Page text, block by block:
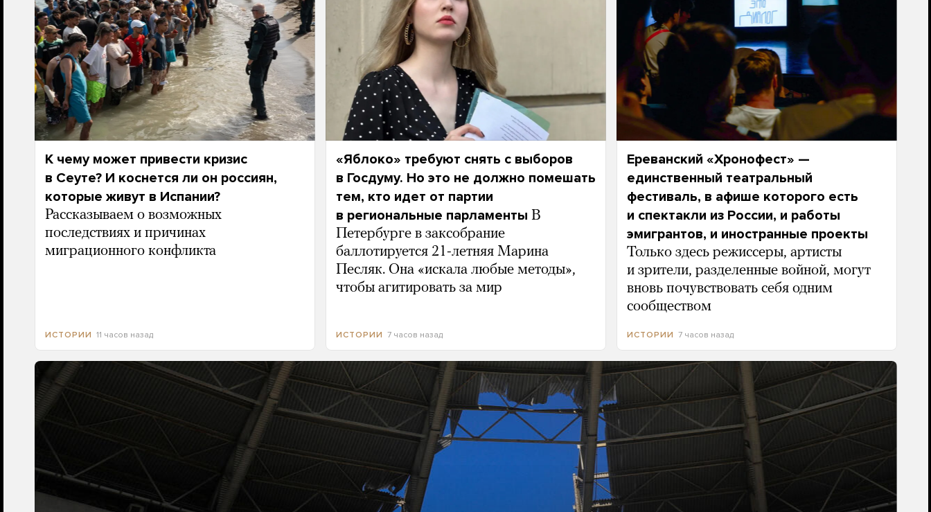
К чему может привести кризис
в Сеуте? И коснется ли он россиян,
которые живут в Испании?
Рассказываем о возможных
последствиях и причинах
миграционного конфликта
ИСТОРИИ 11 часов назад
«Яблоко» требуют снять с выборов
в Госдуму. Но это не должно помешать
тем, кто идет от партии
в региональные парламенты В
Петербурге в заксобрание
баллотируется 21-летняя Марина
Песляк. Она «искала любые методы»,
чтобы агитировать за мир
ИСТОРИИ 7 часов назад
Ереванский «Хронофест» —
единственный театральный
фестиваль, в афише которого есть
и спектакли из России, и работы
эмигрантов, и иностранные проекты
Только здесь режиссеры, артисты
и зрители, разделенные войной, могут
вновь почувствовать себя одним
сообществом
ИСТОРИИ 7 часов назад